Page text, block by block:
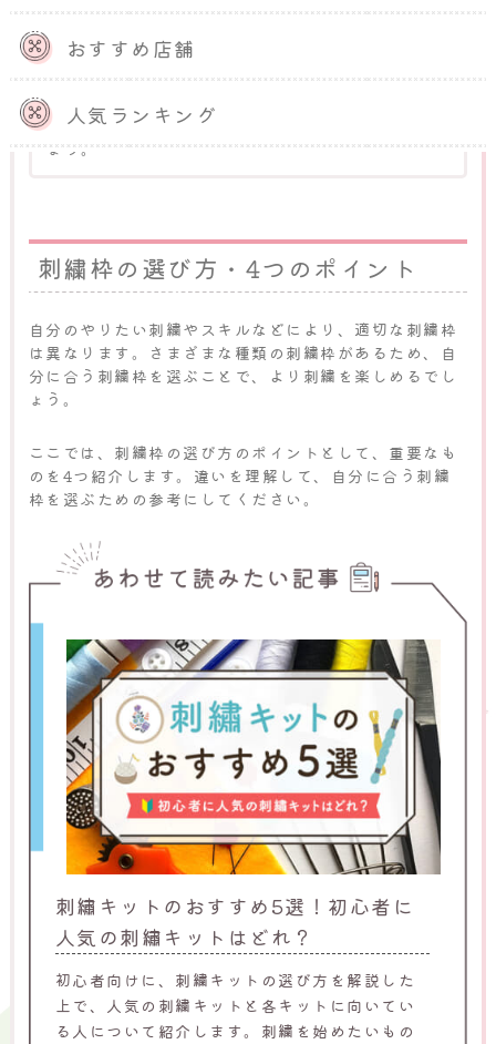
おすすめ店舗
人気ランキング
刺繍枠にしっかりと布が張れていると、指で軽くた
たいたり針を刺したりした時にポンッと音が鳴りま
す。張り具合を確認する目安として覚えておきまし
ょう。
刺繍枠の選び方・4つのポイント
自分のやりたい刺繍やスキルなどにより、適切な刺繍枠
は異なります。さまざまな種類の刺繍枠があるため、自
分に合う刺繍枠を選ぶことで、より刺繍を楽しめるでし
ょう。
ここでは、刺繍枠の選び方のポイントとして、重要なも
のを4つ紹介します。違いを理解して、自分に合う刺繍
枠を選ぶための参考にしてください。
刺繡キットのおすすめ5選！初心者に
人気の刺繡キットはどれ？
初心者向けに、刺繍キットの選び方を解説した
上で、人気の刺繍キットと各キットに向いてい
る人について紹介します。刺繍を始めたいもの